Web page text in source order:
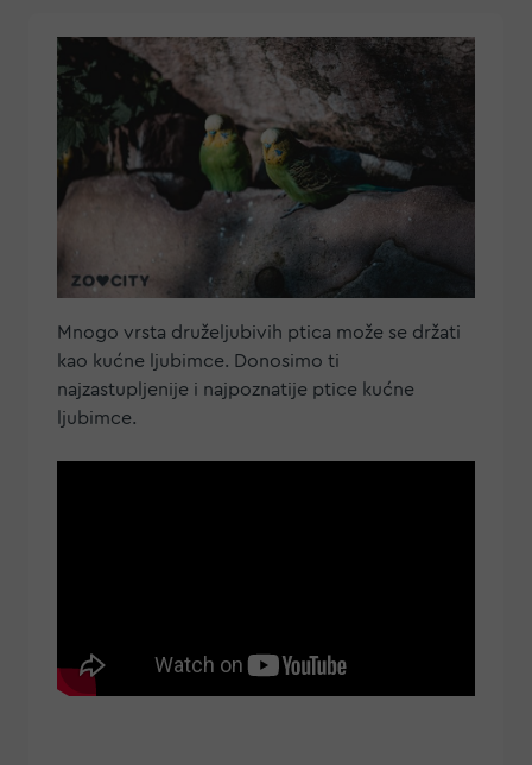
Mnogo vrsta druželjubivih ptica može se držati
kao kućne ljubimce. Donosimo ti
najzastupljenije i najpoznatije ptice kućne
ljubimce.